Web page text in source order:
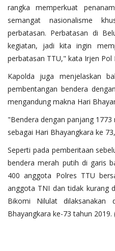
rangka memperkuat
semangat nasionalisme
perbatasan. Perbatasan di
kegiatan, jadi kita ingin
perbatasan TTU," kata Irjen Pol
Kapolda juga menjelaskan
pembentangan bendera
mengandung makna Hari
"Bendera dengan panjang
sebagai Hari Bhayangkara ke
Seperti pada pemberitaan
bendera merah putih di garis
400 anggota Polres TTU
anggota TNI dan tidak kurang
Bikomi Nilulat dilaksanakan
Bhayangkara ke-73 tahun 2019.